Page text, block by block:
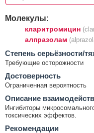
Молекулы:
кларитромицин
алпразолам
Cтепень серьёзности/
Требующие осторожности
Достоверность
Ограниченная вероятность
Описание
Ингибиторы
токсических эффектов.
Рекомендации